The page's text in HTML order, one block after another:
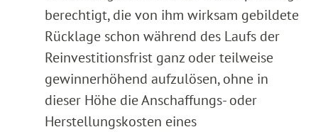
berechtigt, die von ihm wirksam gebildete
Rücklage schon während des Laufs der
Reinvestitionsfrist ganz oder teilweise
gewinnerhöhend aufzulösen, ohne in
dieser Höhe die Anschaffungs- oder
Herstellungskosten eines